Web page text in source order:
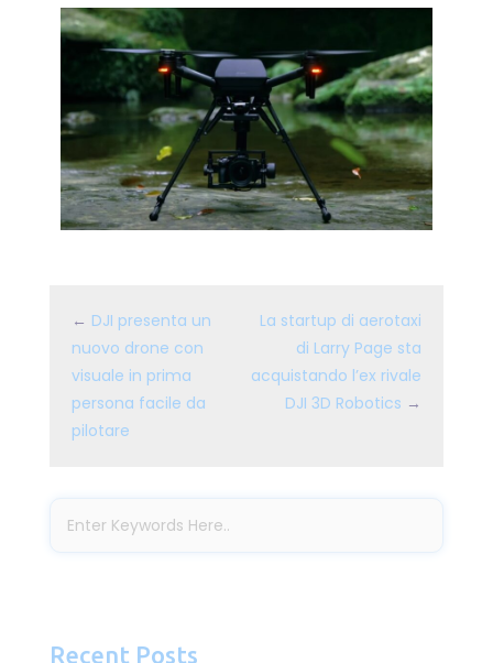
← DJI presenta un
nuovo drone con
visuale in prima
persona facile da
pilotare
La startup di aerotaxi
di Larry Page sta
acquistando l’ex rivale
DJI 3D Robotics →
Recent Posts